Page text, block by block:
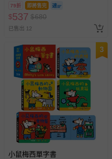
79折 即將售完
$537 $680
已售出 12
3
小鼠梅西單字書